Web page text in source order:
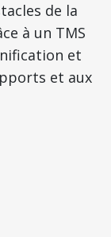
de la
à un TMS
et
et aux